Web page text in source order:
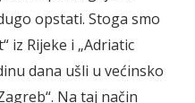
opstati. Stoga smo
iz Rijeke i „Adriatic
dana ušli u većinsko
Na taj način